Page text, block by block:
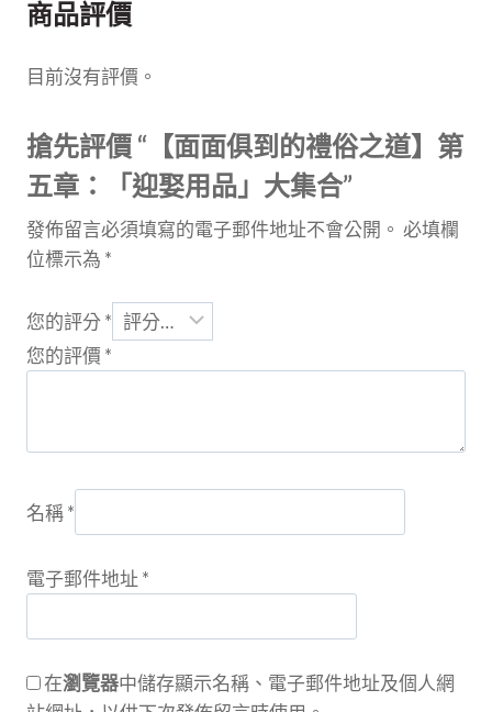
五
「迎
用
品」
大
集
合
商品評價
目前沒有評價。
搶先評價 “【面面俱到的禮俗之道】第
五章：「迎娶用品」大集合”
發佈留言必須填寫的電子郵件地址不會公開。 必填欄
位標示為 *
您的評分*
您的評價 *
名稱*
電子郵件地址 *
在瀏覽器中儲存顯示名稱、電子郵件地址及個人網